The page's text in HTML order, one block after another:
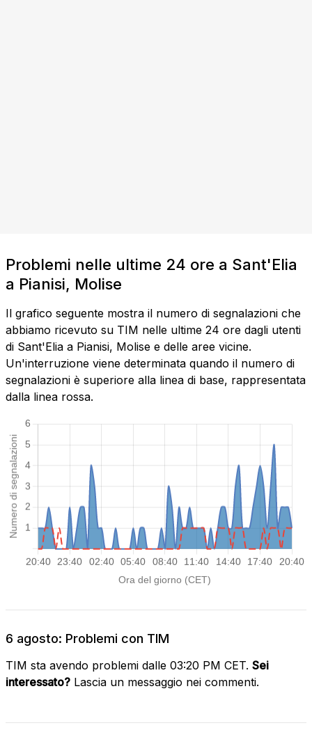
Problemi nelle ultime 24 ore a Sant'Elia
a Pianisi, Molise
Il grafico seguente mostra il numero di segnalazioni che
abbiamo ricevuto su TIM nelle ultime 24 ore dagli utenti
di Sant'Elia a Pianisi, Molise e delle aree vicine.
Un'interruzione viene determinata quando il numero di
segnalazioni è superiore alla linea di base, rappresentata
dalla linea rossa.
6 agosto: Problemi con TIM
TIM sta avendo problemi dalle 03:20 PM CET. Sei
interessato? Lascia un messaggio nei commenti.